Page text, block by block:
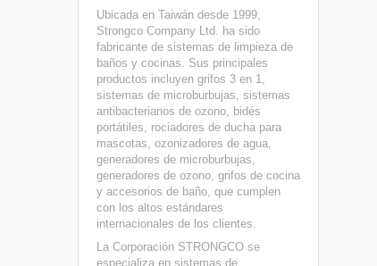
Ubicada en Taiwán desde 1999,
Strongco Company Ltd. ha sido
fabricante de sistemas de limpieza de
baños y cocinas. Sus principales
productos incluyen grifos 3 en 1,
sistemas de microburbujas, sistemas
antibacterianos de ozono, bidés
portátiles, rociadores de ducha para
mascotas, ozonizadores de agua,
generadores de microburbujas,
generadores de ozono, grifos de cocina
y accesorios de baño, que cumplen
con los altos estándares
internacionales de los clientes.
La Corporación STRONGCO se
especializa en sistemas de